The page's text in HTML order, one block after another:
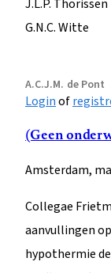
J.L.P. Thorissen
G.N.C. Witte
A.C.J.M. de Pont
Loginof
(Geen
Amsterdam,
Collegae
aanvullingen
hypothermie